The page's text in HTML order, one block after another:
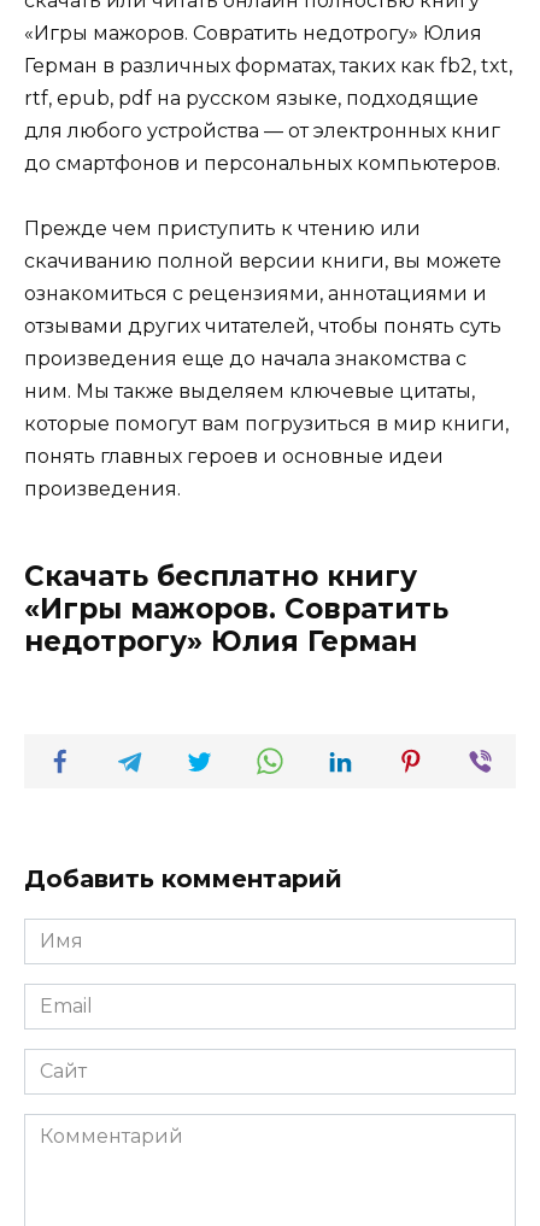
«Игры мажоров. Совратить недотрогу» Юлия
Герман в различных форматах, таких как fb2, txt,
rtf, epub, pdf на русском языке, подходящие
для любого устройства — от электронных книг
до смартфонов и персональных компьютеров.
Прежде чем приступить к чтению или
скачиванию полной версии книги, вы можете
ознакомиться с рецензиями, аннотациями и
отзывами других читателей, чтобы понять суть
произведения еще до начала знакомства с
ним. Мы также выделяем ключевые цитаты,
которые помогут вам погрузиться в мир книги,
понять главных героев и основные идеи
произведения.
Скачать бесплатно книгу
«Игры мажоров. Совратить
недотрогу» Юлия Герман
Добавить комментарий
Имя
*
Email
*
Сайт
Комментарий